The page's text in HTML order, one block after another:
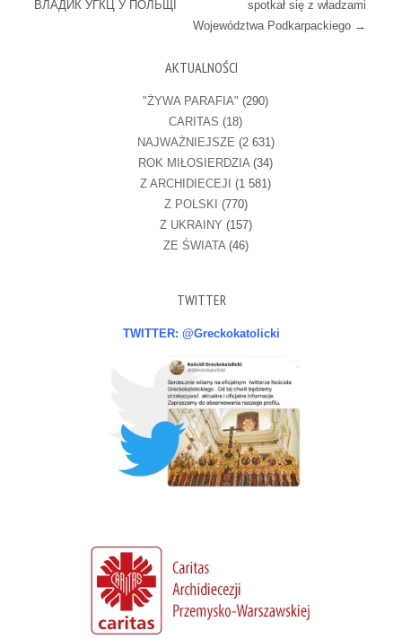
ВЛАДИК УГКЦ У ПОЛЬЩІ
spotkał się z władzami
Województwa Podkarpackiego →
AKTUALNOŚCI
"ŻYWA PARAFIA" (290)
CARITAS (18)
NAJWAŻNIEJSZE (2 631)
ROK MIŁOSIERDZIA (34)
Z ARCHIDIECEJI (1 581)
Z POLSKI (770)
Z UKRAINY (157)
ZE ŚWIATA(46)
TWITTER
TWITTER: @Greckokatolicki